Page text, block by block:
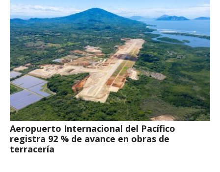
Aeropuerto Internacional del Pacífico
registra 92 % de avance en obras de
terracería